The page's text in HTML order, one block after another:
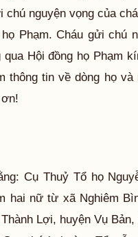
nguyện vọng của
Phạm. Cháu gửi chú
Hội đồng họ Phạm
thông tin về dòng họ
Cụ Thuỷ Tổ họ
hai nữ từ xã Nghiêm
Lợi, huyện Vụ